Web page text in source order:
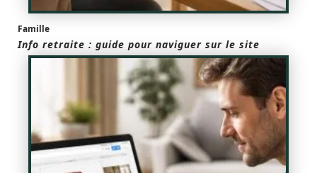
Famille
Info retraite : guide pour naviguer sur le site